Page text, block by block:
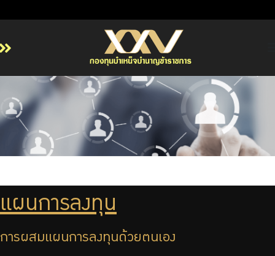
เกี่ยวกับ กบข.
บริการสมาชิก
ลงทุน
รายงานผลการดำเนินงาน
จัดซื้อจัดจ้าง
แผนการลงทุน
การผสมแผนการลงทุนด้วยตนเอง